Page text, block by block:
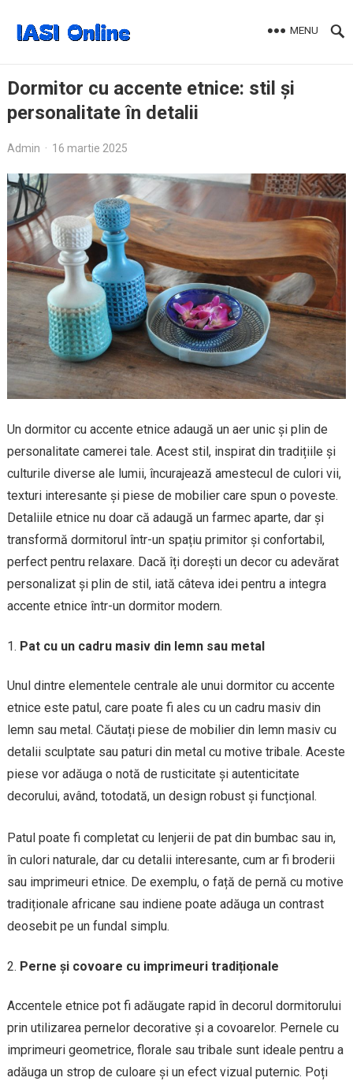
MENU
Dormitor cu accente etnice: stil și
personalitate în detalii
Admin · 16 martie 2025
Un dormitor cu accente etnice adaugă un aer unic și plin de
personalitate camerei tale. Acest stil, inspirat din tradițiile și
culturile diverse ale lumii, încurajează amestecul de culori vii,
texturi interesante și piese de mobilier care spun o poveste.
Detaliile etnice nu doar că adaugă un farmec aparte, dar și
transformă dormitorul într-un spațiu primitor și confortabil,
perfect pentru relaxare. Dacă îți dorești un decor cu adevărat
personalizat și plin de stil, iată câteva idei pentru a integra
accente etnice într-un dormitor modern.
Pat cu un cadru masiv din lemn sau metal
Unul dintre elementele centrale ale unui dormitor cu accente
etnice este patul, care poate fi ales cu un cadru masiv din
lemn sau metal. Căutați piese de mobilier din lemn masiv cu
detalii sculptate sau paturi din metal cu motive tribale. Aceste
piese vor adăuga o notă de rusticitate și autenticitate
decorului, având, totodată, un design robust și funcțional.
Patul poate fi completat cu lenjerii de pat din bumbac sau in,
în culori naturale, dar cu detalii interesante, cum ar fi broderii
sau imprimeuri etnice. De exemplu, o față de pernă cu motive
tradiționale africane sau indiene poate adăuga un contrast
deosebit pe un fundal simplu.
Perne și covoare cu imprimeuri tradiționale
Accentele etnice pot fi adăugate rapid în decorul dormitorului
prin utilizarea pernelor decorative și a covoarelor. Pernele cu
imprimeuri geometrice, florale sau tribale sunt ideale pentru a
adăuga un strop de culoare și un efect vizual puternic. Poți